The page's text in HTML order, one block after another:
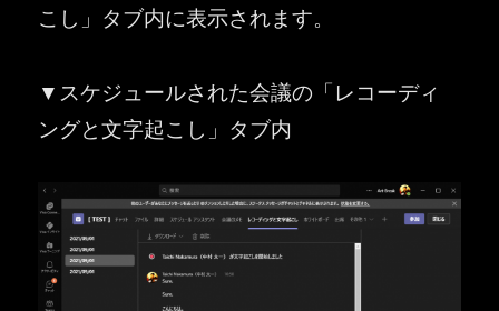
こし」タブ内に表示されます。
▼スケジュールされた会議の「レコーディ
ングと文字起こし」タブ内